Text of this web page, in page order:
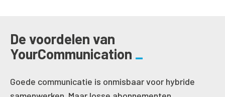
De voordelen van
YourCommunication
Goede communicatie is onmisbaar voor hybride